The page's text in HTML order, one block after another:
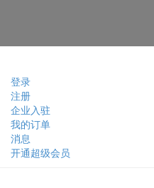
登录
注册
企业入驻
我的订单
消息
开通超级会员